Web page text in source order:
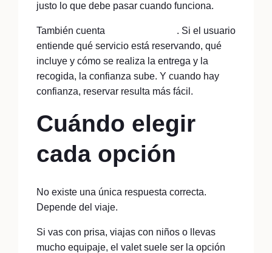
justo lo que debe pasar cuando funciona.
También cuenta
. Si el usuario
entiende qué servicio está reservando, qué
incluye y cómo se realiza la entrega y la
recogida, la confianza sube. Y cuando hay
confianza, reservar resulta más fácil.
Cuándo elegir
cada opción
No existe una única respuesta correcta.
Depende del viaje.
Si vas con prisa, viajas con niños o llevas
mucho equipaje, el valet suele ser la opción